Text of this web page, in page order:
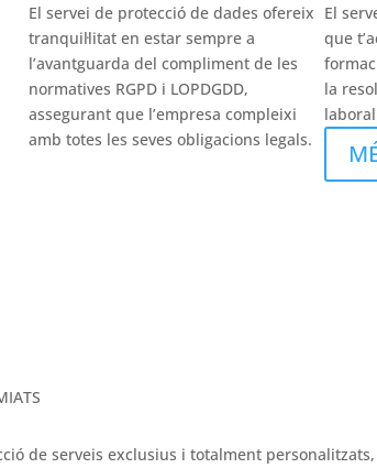
El servei de protecció de dades ofereix
tranquil·litat en estar sempre a
l’avantguarda del compliment de les
normatives RGPD i LOPDGDD,
assegurant que l’empresa compleixi
amb totes les seves obligacions legals.
El
que
la
de serveis exclusius i totalment